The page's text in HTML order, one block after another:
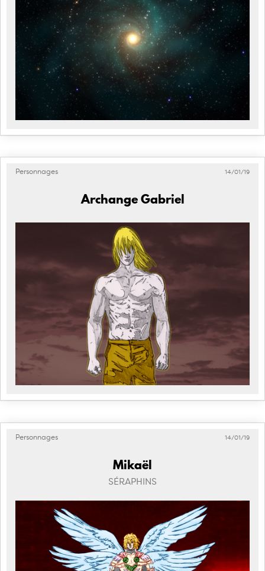
Personnages 14/01/19
Archange Gabriel
Personnages 14/01/19
Mikaël
SÉRAPHINS